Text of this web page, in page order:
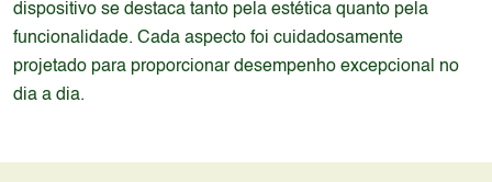
dispositivo se destaca tanto pela estética quanto pela
funcionalidade. Cada aspecto foi cuidadosamente
projetado para proporcionar desempenho excepcional no
dia a dia.